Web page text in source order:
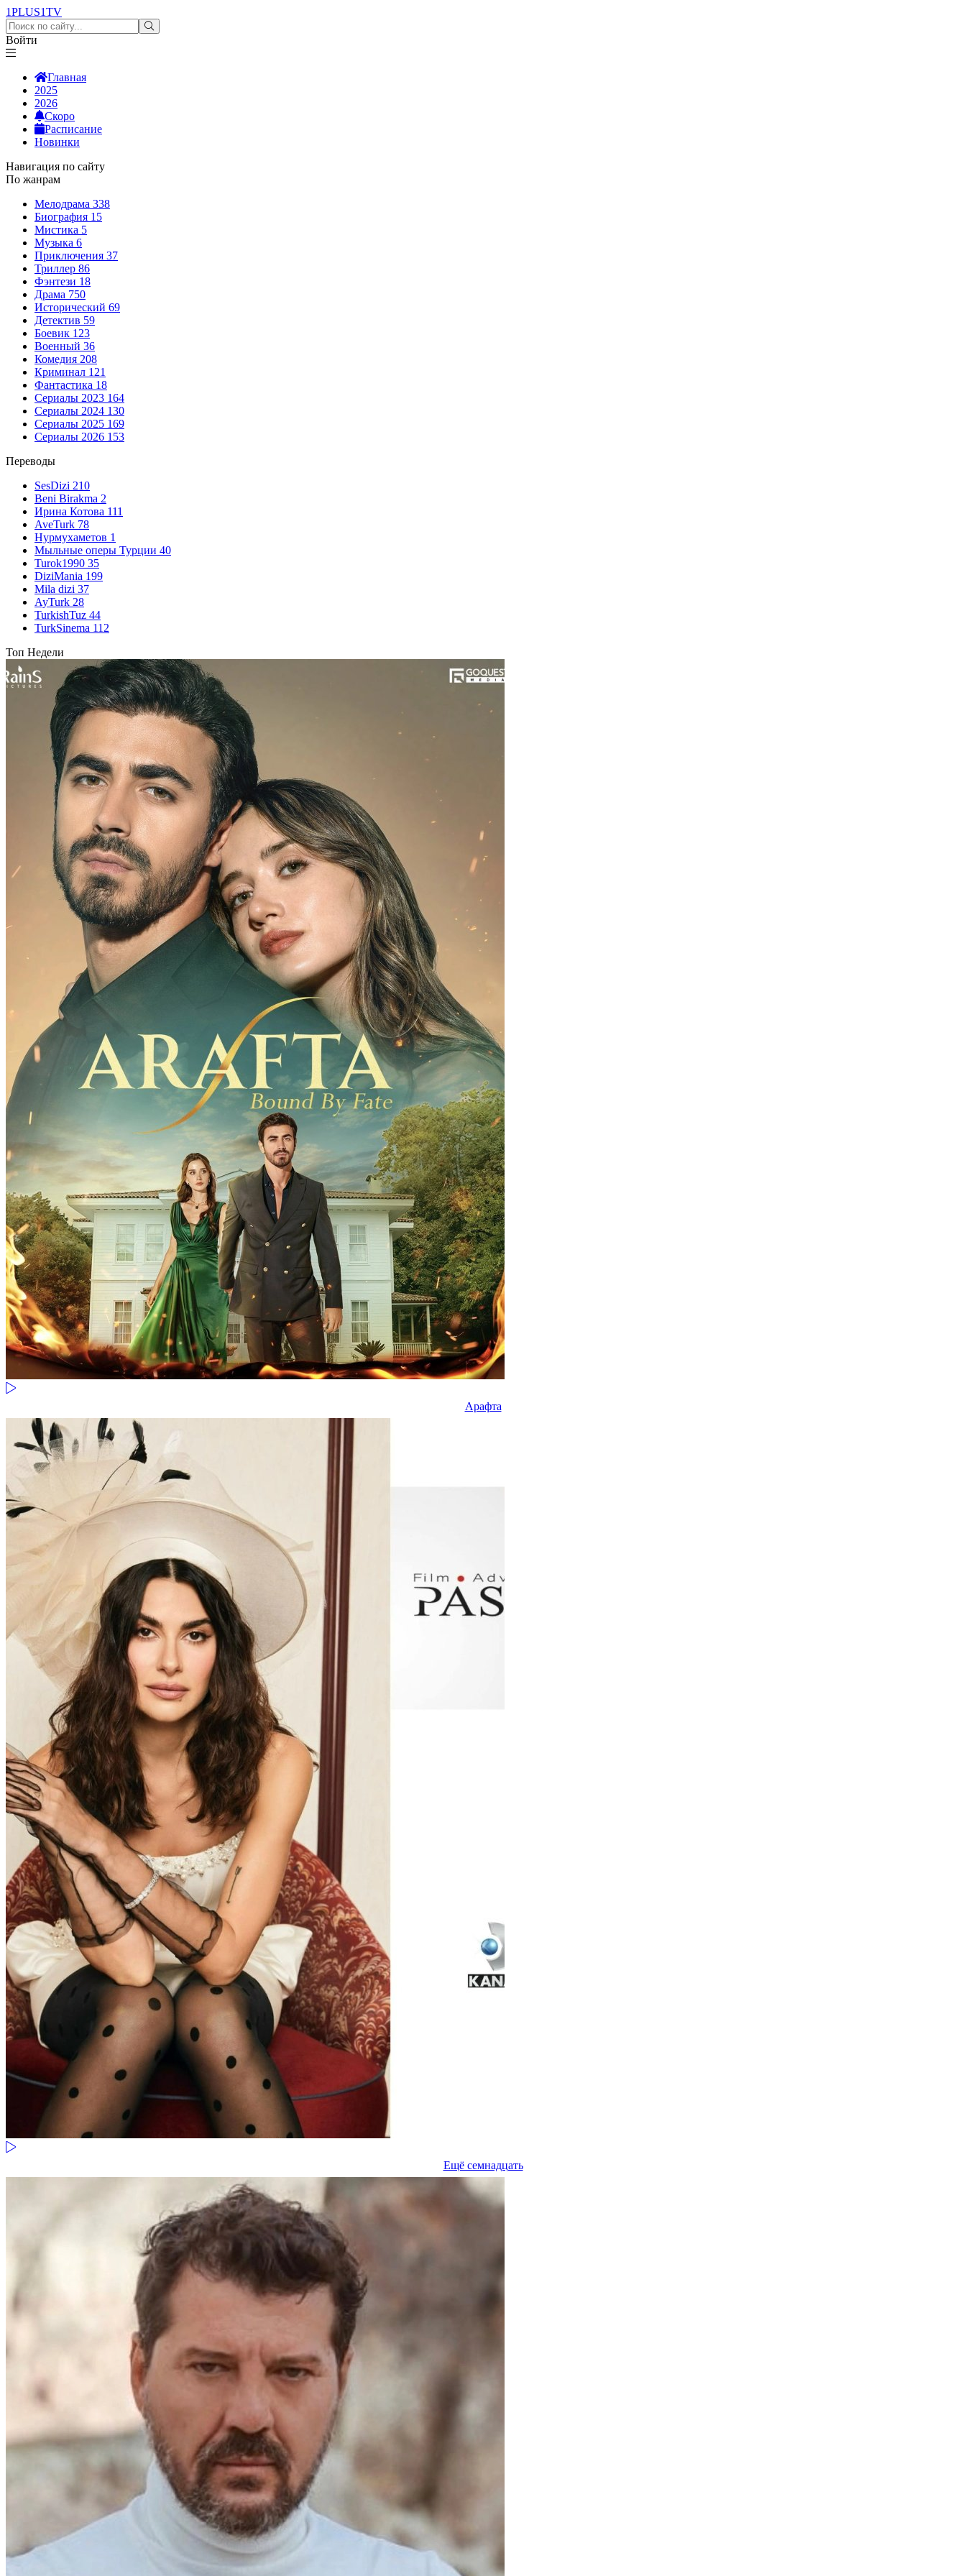
1PLUS1TV
Войти
Главная
2025
2026
Скоро
Расписание
Новинки
Навигация по сайту
По жанрам
Мелодрама 338
Биография 15
Мистика 5
Музыка 6
Приключения 37
Триллер 86
Фэнтези 18
Драма 750
Исторический 69
Детектив 59
Боевик 123
Военный 36
Комедия 208
Криминал 121
Фантастика 18
Сериалы 2023 164
Сериалы 2024 130
Сериалы 2025 169
Сериалы 2026 153
Переводы
SesDizi 210
Beni Birakma 2
Ирина Котова 111
AveTurk 78
Нурмухаметов 1
Мыльные оперы Турции 40
Turok1990 35
DiziMania 199
Mila dizi 37
AyTurk 28
TurkishTuz 44
TurkSinema 112
Топ Недели
Арафта
Ещё семнадцать